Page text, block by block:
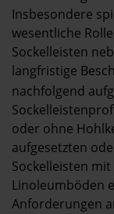
Insbesondere
wesentliche
Sockelleisten
langfristige
nachfolgend
oder ohne
aufgesetzten
Sockelleisten
Linoleumböden
Anforderungen